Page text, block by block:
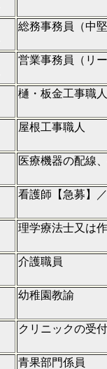
総務事務員（中堅
営業事務員（リー
樋・板金工事職人
屋根工事職人
医療機器の配線
看護師【急募】
理学療法士又は
介護職員
幼稚園教諭
クリニックの受
青果部門係員